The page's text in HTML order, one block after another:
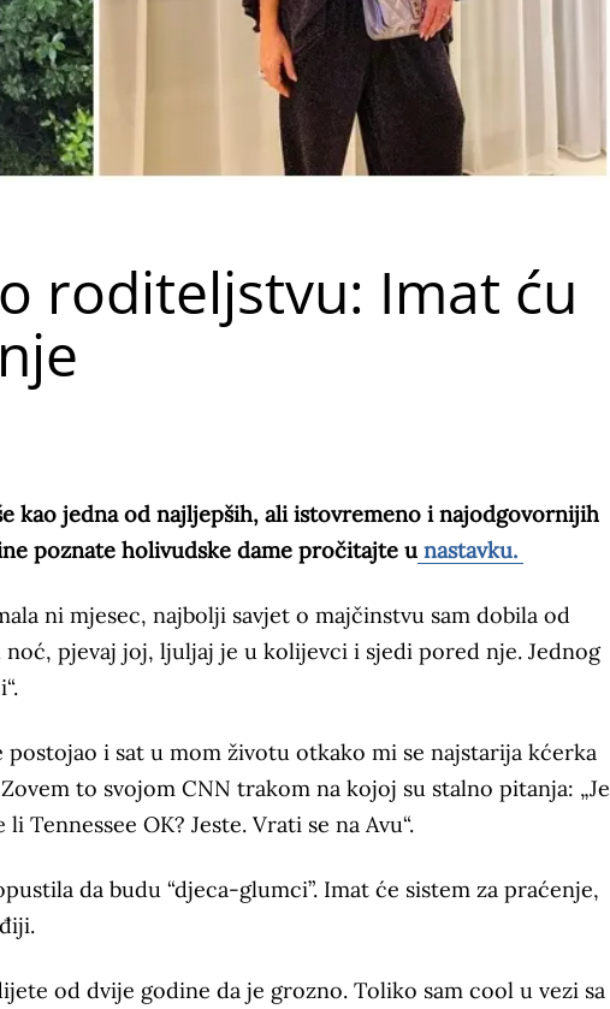
roditeljstvu: Imat ću
kao jedna od najljepših, ali istovremeno i najodgovornijih
poznate holivudske dame pročitajte u nastavku.
ni mjesec, najbolji savjet o majčinstvu sam dobila od
noć, pjevaj joj, ljuljaj je u kolijevci i sjedi pored nje. Jednog
postojao i sat u mom životu otkako mi se najstarija kćerka
to svojom CNN trakom na kojoj su stalno pitanja: „Je
Tennessee OK? Jeste. Vrati se na Avu“.
da budu “djeca-glumci”. Imat će sistem za praćenje,
od dvije godine da je grozno. Toliko sam cool u vezi sa